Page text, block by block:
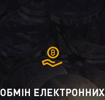
ОБМІН ЕЛЕКТРОННИХ